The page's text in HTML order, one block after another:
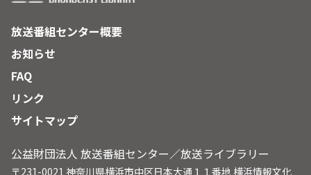
放送番組センター概要
お知らせ
FAQ
リンク
サイトマップ
公益財団法人 放送番組センター／放送ライブラリー
〒231-0021 神奈川県横浜市中区日本大通１１番地 横浜情報文化